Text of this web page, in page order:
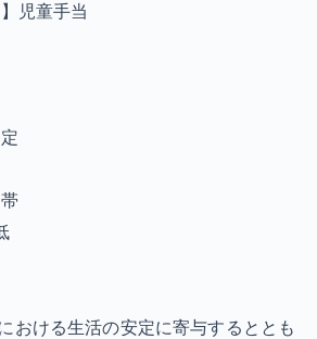
】児童手当
おける生活の安定に寄与するととも